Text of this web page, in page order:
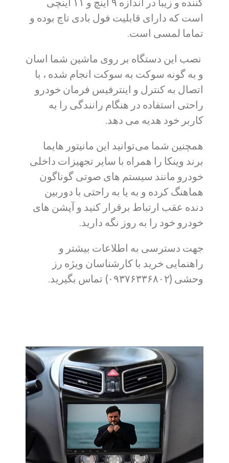
است که دارای قابلیت فول بادی تاچ بوده و
تماما لمسی است.
نصب این دستگاه بر روی ماشین شما اسان
و به گونه سوکت به سوکت انجام شده ، با
اتصال به کنترل و اینترفیس فرمان خودرو
راحتی استفاده در هنگام رانندگی را به
کاربر خود هدیه می دهد.
همچنین شما می‌توانید این مانیتور هایما
برند وینکا را همراه با سایر تجهیزات داخلی
خودرو مانند سیستم های صوتی گوناگون
هماهنگ کرده و به یا به راحتی با دوربین
دنده عقب ارتباط برقرار کنید و آپشن های
خودرو خود را به روز نگه دارید.
جهت دسترسی به اطلاعات بیشتر و
راهنمایی خرید با کارشناسان ویژه رز
وحشی (۰۹۳۷۶۳۳۶۸۰۲) تماس بگیرید.